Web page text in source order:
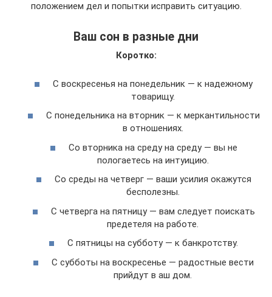
положением дел и попытки исправить ситуацию.
Ваш сон в разные дни
Коротко:
С воскресенья на понедельник — к надежному
товарищу.
С понедельника на вторник — к меркантильности
в отношениях.
Со вторника на среду на среду — вы не
пологаетесь на интуицию.
Со среды на четверг — ваши усилия окажутся
бесполезны.
С четверга на пятницу — вам следует поискать
предетеля на работе.
С пятницы на субботу — к банкротству.
С субботы на воскресенье — радостные вести
прийдут в аш дом.